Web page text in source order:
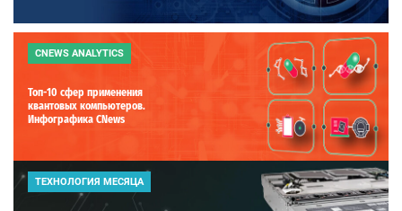
CNEWS ANALYTICS
Топ-10 сфер применения
квантовых компьютеров.
Инфографика CNews
ТЕХНОЛОГИЯ МЕСЯЦА